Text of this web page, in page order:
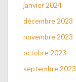
janvier 2024
décembre 2023
novembre 2023
octobre 2023
septembre 2023